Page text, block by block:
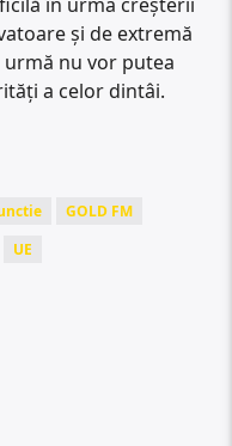
şi de extremă
nu vor putea
a celor dintâi.
GOLD FM
UE